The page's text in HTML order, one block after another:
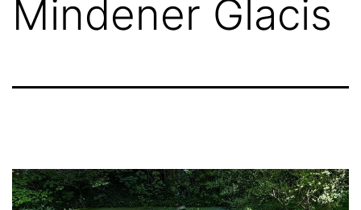
Mindener Glacis